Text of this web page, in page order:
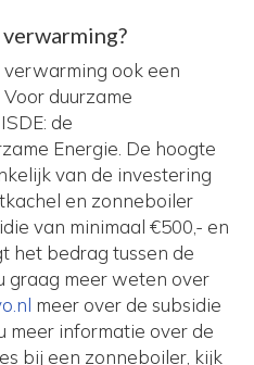
ook een
duurzame
de
Energie. De hoogte
van de investering
en zonneboiler
van minimaal €500,- en
het bedrag tussen de
graag meer weten over
meer over de subsidie
meer informatie over de
bij een zonneboiler, kijk